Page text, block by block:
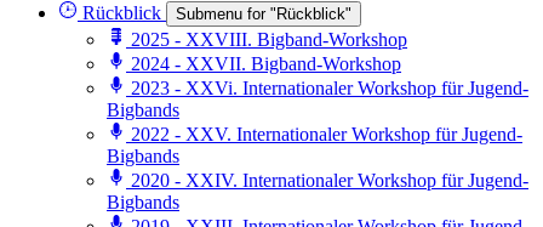
Rückblick
Submenu for "Rückblick"
2025 - XXVIII. Bigband-Workshop
2024 - XXVII. Bigband-Workshop
2023 - XXVi. Internationaler Workshop für Jugend-
Bigbands
2022 - XXV. Internationaler Workshop für Jugend-
Bigbands
2020 - XXIV. Internationaler Workshop für Jugend-
Bigbands